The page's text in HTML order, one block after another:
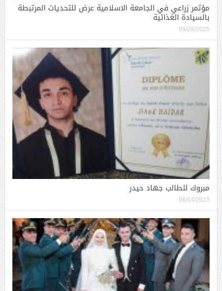
مؤتمر زراعي في الجامعة الاسلامية عرض للتحديات المرتبطة
بالسيادة الغذائية
09/28/2025
مبروك للطالب جهاد حيدر
06/14/2023